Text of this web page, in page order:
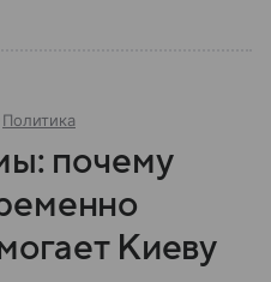
Политика
почему
Киеву